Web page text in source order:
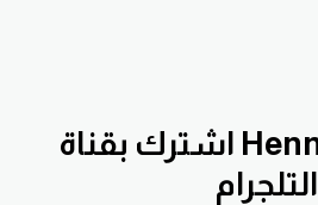
اشترك بقناة HennawiFx على
التلجرام